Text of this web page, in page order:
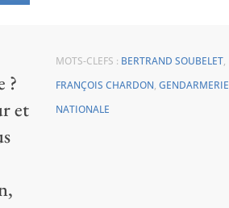
?
et
MOTS-CLEFS : BERTRAND SOUBELET,
FRANÇOIS CHARDON, GENDARMERIE
NATIONALE